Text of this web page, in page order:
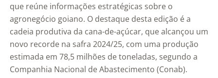
que reúne informações estratégicas sobre o
agronegócio goiano. O destaque desta edição é a
cadeia produtiva da cana-de-açúcar, que alcançou um
novo recorde na safra 2024/25, com uma produção
estimada em 78,5 milhões de toneladas, segundo a
Companhia Nacional de Abastecimento (Conab).